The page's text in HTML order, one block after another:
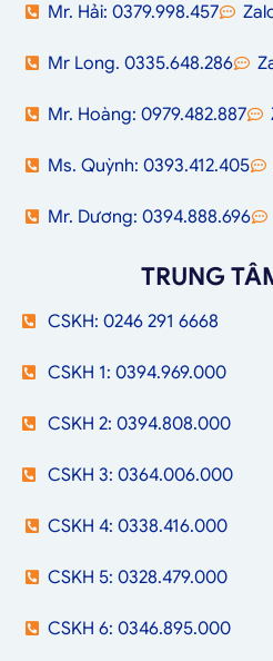
Mr. Hải: 0379.998.457
Mr Long. 0335.648.286
Mr. Hoàng: 0979.482.887
Ms. Quỳnh: 0393.412.405
Mr. Dương: 0394.888.696
TRUNG
CSKH: 0246 291 6668
CSKH 1: 0394.969.000
CSKH 2: 0394.808.000
CSKH 3: 0364.006.000
CSKH 4: 0338.416.000
CSKH 5: 0328.479.000
CSKH 6: 0346.895.000